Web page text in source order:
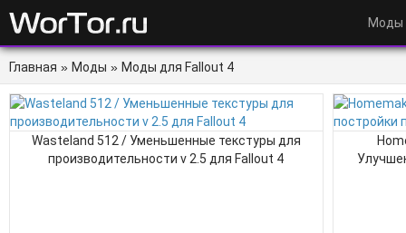
Моды
Главная » Моды » Моды для Fallout 4
Wasteland 512 / Уменьшенные текстуры для
производительности v 2.5 для Fallout 4